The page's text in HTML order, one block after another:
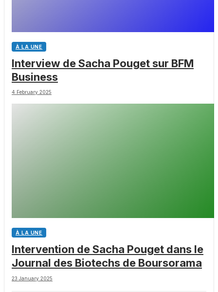
À LA UNE
Interview de Sacha Pouget sur BFM
Business
4 February 2025
À LA UNE
Intervention de Sacha Pouget dans le
Journal des Biotechs de Boursorama
23 January 2025